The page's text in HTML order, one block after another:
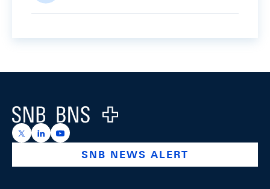
Logo
https://x.com/snb_bns
https://ch.linkedin.com/company/swiss-national-
https://www.youtube.com/@swissnationalbank
SNB NEWS ALERT